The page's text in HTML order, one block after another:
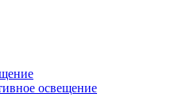
освещение